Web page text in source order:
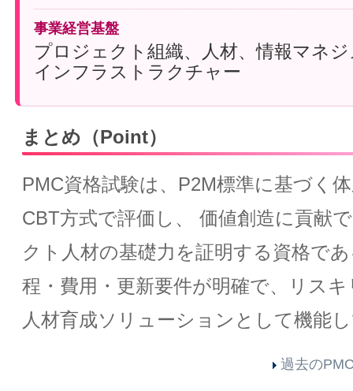
事業経営基盤
プロジェクト組織、人材、情報マネ
インフラストラクチャー
まとめ（Point）
PMC資格試験は、P2M標準に基づく
CBT方式で評価し、 価値創造に貢献
クト人材の基礎力を証明する資格で
程・費用・更新要件が明確で、リス
人材育成ソリューションとして機能
過去の